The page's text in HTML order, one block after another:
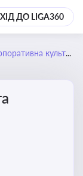
ДО LIGA360
культура та цінності